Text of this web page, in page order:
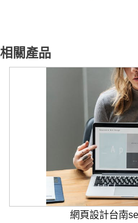
相關產品
網頁設計台南